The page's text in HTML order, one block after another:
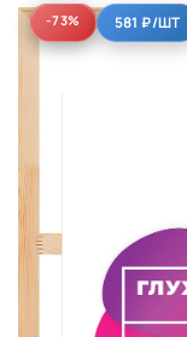
-73%
-73% 581 ₽/ШТ